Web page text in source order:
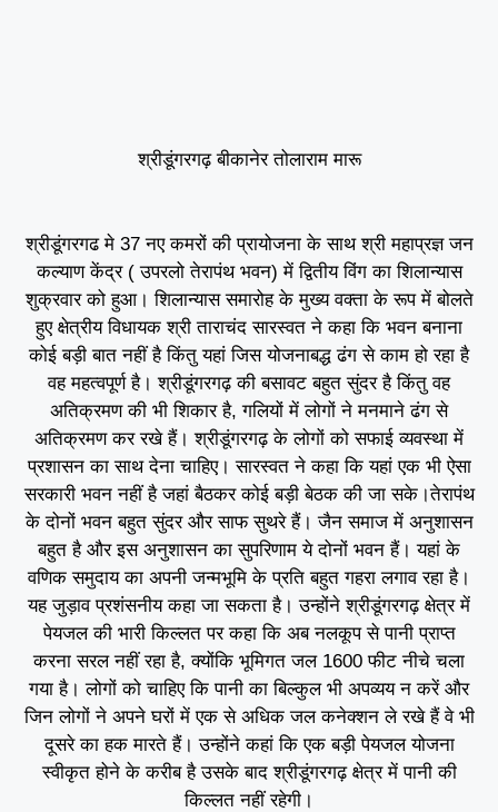
श्रीडूंगरगढ़ बीकानेर तोलाराम मारू
श्रीडूंगरगढ मे 37 नए कमरों की प्रायोजना के साथ श्री महाप्रज्ञ जन
कल्याण केंद्र ( उपरलो तेरापंथ भवन) में द्वितीय विंग का शिलान्यास
शुक्रवार को हुआ। शिलान्यास समारोह के मुख्य वक्ता के रूप में बोलते
हुए क्षेत्रीय विधायक श्री ताराचंद सारस्वत ने कहा कि भवन बनाना
कोई बड़ी बात नहीं है किंतु यहां जिस योजनाबद्ध ढंग से काम हो रहा है
वह महत्वपूर्ण है। श्रीडूंगरगढ़ की बसावट बहुत सुंदर है किंतु वह
अतिक्रमण की भी शिकार है, गलियों में लोगों ने मनमाने ढंग से
अतिक्रमण कर रखे हैं। श्रीडूंगरगढ़ के लोगों को सफाई व्यवस्था में
प्रशासन का साथ देना चाहिए। सारस्वत ने कहा कि यहां एक भी ऐसा
सरकारी भवन नहीं है जहां बैठकर कोई बड़ी बेठक की जा सके।तेरापंथ
के दोनों भवन बहुत सुंदर और साफ सुथरे हैं। जैन समाज में अनुशासन
बहुत है और इस अनुशासन का सुपरिणाम ये दोनों भवन हैं। यहां के
वणिक समुदाय का अपनी जन्मभूमि के प्रति बहुत गहरा लगाव रहा है।
यह जुड़ाव प्रशंसनीय कहा जा सकता है। उन्होंने श्रीडूंगरगढ़ क्षेत्र में
पेयजल की भारी किल्लत पर कहा कि अब नलकूप से पानी प्राप्त
करना सरल नहीं रहा है, क्योंकि भूमिगत जल 1600 फीट नीचे चला
गया है। लोगों को चाहिए कि पानी का बिल्कुल भी अपव्यय न करें और
जिन लोगों ने अपने घरों में एक से अधिक जल कनेक्शन ले रखे हैं वे भी
दूसरे का हक मारते हैं। उन्होंने कहां कि एक बड़ी पेयजल योजना
स्वीकृत होने के करीब है उसके बाद श्रीडूंगरगढ़ क्षेत्र में पानी की
किल्लत नहीं रहेगी।